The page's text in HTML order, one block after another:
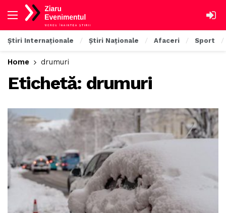
Știri Internaționale Știri Naționale Afaceri Sport
Home drumuri
Etichetă: drumuri